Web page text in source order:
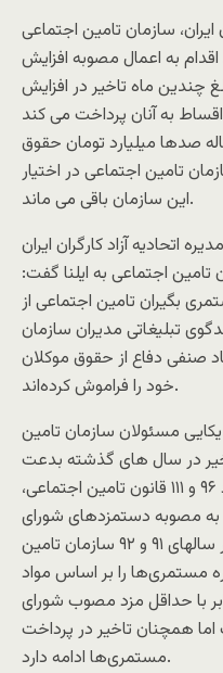
ایران، سازمان تامین اجتماعی
تاخیر ۵ ماهه ای اقدام به اعمال مصوبه افزایش
چندین ماه تاخیر در افزایش
به آنان پرداخت می کند
صدها میلیارد تومان حقوق
تامین اجتماعی در اختیار
این سازمان باقی می ماند.
اتحادیه آزاد کارگران ایران
اجتماعی به ایلنا گفت:
بگیران تامین اجتماعی از
تبلیغاتی مدیران سازمان
صنفی دفاع از حقوق موکلان
خود را فراموش کرده‌اند.
مسئولان سازمان تامین
در سال های گذشته بدعت
جدیدی را بنا نهادند و با نقض مواد ۹۶ و ۱۱۱ قانون تامین اجتماعی،
مصوبه دستمزدهای شورای
عالی کار افزایش می دادند. هرچند در سالهای ۹۱ و ۹۲ سازمان تامین
مستمری‌ها را بر اساس مواد
و برابر با حداقل مزد مصوب شورای
همچنان تاخیر در پرداخت
مستمری‌ها ادامه دارد.